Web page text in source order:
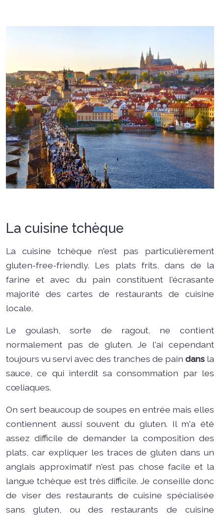
La cuisine tchèque
La cuisine tchèque n'est pas particulièrement
gluten-free-friendly. Les plats frits, dans de la
farine et avec du pain constituent l'écrasante
majorité des cartes de restaurants de cuisine
locale.
Le goulash, sorte de ragout, ne contient
normalement pas de gluten. Je l'ai cependant
toujours vu servi avec des tranches de pain dansla
sauce, ce qui interdit sa consommation par les
cœliaques.
On sert beaucoup de soupes en entrée mais elles
contiennent aussi souvent du gluten. Il m'a été
assez difficile de demander la composition des
plats, car expliquer les traces de gluten dans un
anglais approximatif n'est pas chose facile et la
langue tchèque est très difficile. Je conseille donc
de viser des restaurants de cuisine spécialisée
sans gluten, ou des restaurants de cuisine